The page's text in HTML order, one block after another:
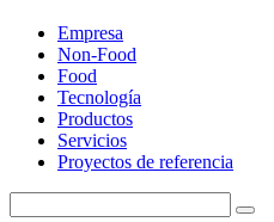
Empresa
Non-Food
Food
Tecnología
Productos
Servicios
Proyectos de referencia